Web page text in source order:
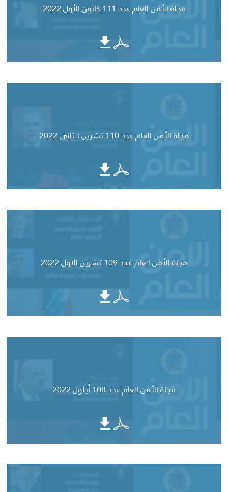
مجلة الأمن العام عدد 111 كانون الأول 2022
مجلة الأمن العام عدد 110 تشرين الثاني 2022
مجلة الأمن العام عدد 109 تشرين الاول 2022
مجلة الأمن العام عدد 108 أيلول 2022